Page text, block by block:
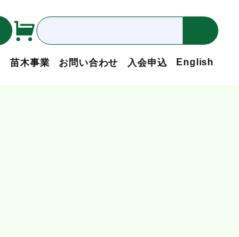
苗木事業 お問い合わせ 入会申込 English